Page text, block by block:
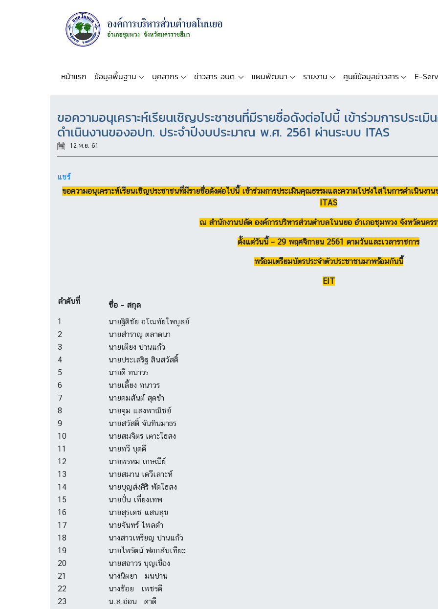
หน้าแรก ข้อมูลพื้นฐาน บุคลากร ข่าวสาร อบต. แผนพัฒนา รายงาน ศูนย์ข้อมูลข่าวสาร E-
ขอความอนุเคราะห์เรียนเชิญประชาชนที่มีรายชื่อดังต่อไปนี้ เข้าร่วมการประเมิ
ดำเนินงานของอปท. ประจำปีงบประมาณ พ.ศ. 2561 ผ่านระบบ ITAS
12 พ.ย. 61
แชร์
ขอความอนุเคราะห์เรียนเชิญประชาชนที่มีรายชื่อดังต่อไปนี้ เข้าร่วมการประเมินคุณธรรมและความโปร่งใสในการดำเนินง
ITAS
ณ สำนักงานปลัด องค์การบริหารส่วนตำบลโนนยอ อำเภอชุมพวง จังหวัดนคร
ตั้งแต่วันนี้ – 29 พฤศจิกายน 2561 ตามวันและเวลาราชการ
พร้อมเตรียมบัตรประจำตัวประชาชนมาพร้อมกันนี้
EIT
ลำดับที่
ชื่อ – สกุล
1
นายฐิติชัย อโณทัยไพบูลย์
2
นายสำราญ ตลาดนา
3
นายเตียง ปานแก้ว
4
นายประเสริฐ สินสวัสดิ์
5
นายดี ทนาวร
6
นายเลี้ยง ทนาวร
7
นายคมสันต์ สุดขำ
8
นายจูม แสงพาณิชย์
9
นายสวัสดิ์ จันทินมาธร
10
นายสมจิตร เตาะไธสง
11
นายทวี บุดดี
12
นายพรหม เกษณีย์
13
นายสมาน เดวีเลาะห์
14
นายบุญส่งศิริ พัดไธสง
15
นายปั่น เที่ยงเทพ
16
นายสุรเดช แสนสุข
17
นายจันทร์ ไพลดำ
18
นางสาวเหรียญ ปานแก้ว
19
นายไพรัตน์ ฟอกสันเทียะ
20
นายสถาวร บุญเขื่อง
21
นางนิตยา มนปาน
22
นางช้อย เพชรดี
23
น.ส.อ่อน ดาดี